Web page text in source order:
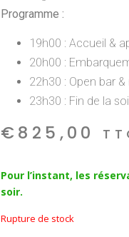
Programme :
19h00 : Accueil &
20h00 :
22h30 : Open bar
23h30 : Fin de la
€ 825,00
Pour l’instant, les
soir.
Rupture de stock